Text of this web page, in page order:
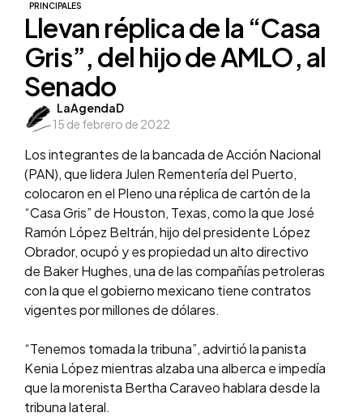
PRINCIPALES
Llevan réplica de la “Casa
Gris”, del hijo de AMLO, al
Senado
Posted
by
LaAgendaD
15 de febrero de 2022
Los integrantes de la bancada de Acción Nacional
(PAN), que lidera Julen Rementería del Puerto,
colocaron en el Pleno una réplica de cartón de la
“Casa Gris” de Houston, Texas, como la que José
Ramón López Beltrán, hijo del presidente López
Obrador, ocupó y es propiedad un alto directivo
de Baker Hughes, una de las compañías petroleras
con la que el gobierno mexicano tiene contratos
vigentes por millones de dólares.
“Tenemos tomada la tribuna”, advirtió la panista
Kenia López mientras alzaba una alberca e impedía
que la morenista Bertha Caraveo hablara desde la
tribuna lateral.